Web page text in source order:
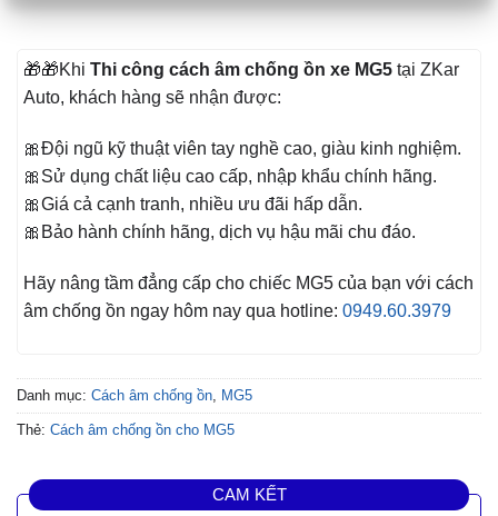
🎁🎁Khi Thi công cách âm chống ồn xe MG5 tại ZKar
Auto, khách hàng sẽ nhận được:
🎀Đội ngũ kỹ thuật viên tay nghề cao, giàu kinh nghiệm.
🎀Sử dụng chất liệu cao cấp, nhập khẩu chính hãng.
🎀Giá cả cạnh tranh, nhiều ưu đãi hấp dẫn.
🎀Bảo hành chính hãng, dịch vụ hậu mãi chu đáo.
Hãy nâng tầm đẳng cấp cho chiếc MG5 của bạn với cách
âm chống ồn ngay hôm nay qua hotline: 0949.60.3979
Danh mục: Cách âm chống ồn MG5
Thẻ: Cách âm chống ồn cho MG5
CAM KẾT